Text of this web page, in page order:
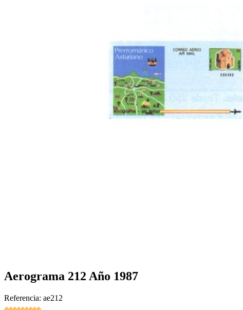
Aerograma 212 Año 1987
Referencia: ae212